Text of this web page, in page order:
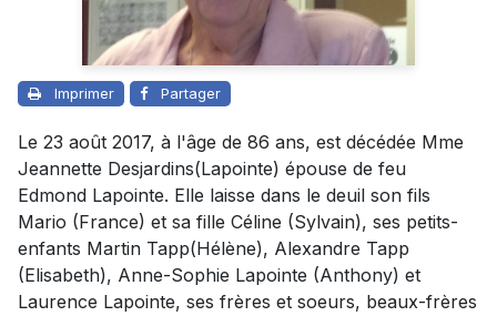
Imprimer Partager
Le 23 août 2017, à l'âge de 86 ans, est décédée Mme
Jeannette Desjardins(Lapointe) épouse de feu
Edmond Lapointe. Elle laisse dans le deuil son fils
Mario (France) et sa fille Céline (Sylvain), ses petits-
enfants Martin Tapp(Hélène), Alexandre Tapp
(Elisabeth), Anne-Sophie Lapointe (Anthony) et
Laurence Lapointe, ses frères et soeurs, beaux-frères